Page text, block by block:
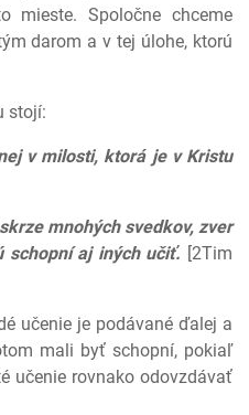
mieste. Spoločne chceme
darom a v tej úlohe, ktorú
stojí:
v milosti, ktorá je v Kristu
mnohých svedkov, zver
schopní aj iných učiť. [2Tim
učenie je podávané ďalej a
mali byť schopní, pokiaľ
učenie rovnako odovzdávať